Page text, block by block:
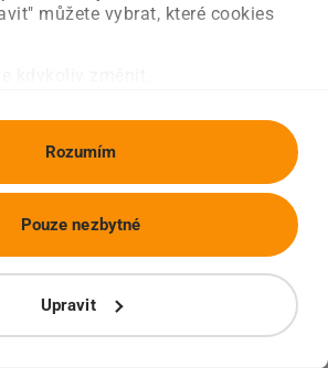
můžete vybrat, které cookies
Rozumím
Upravit
Pouze nezbytné